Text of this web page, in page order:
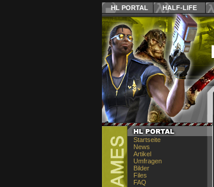
HL PORTAL HALF-LIFE
Startseite
News
Artikel
Umfragen
Bilder
Files
FAQ